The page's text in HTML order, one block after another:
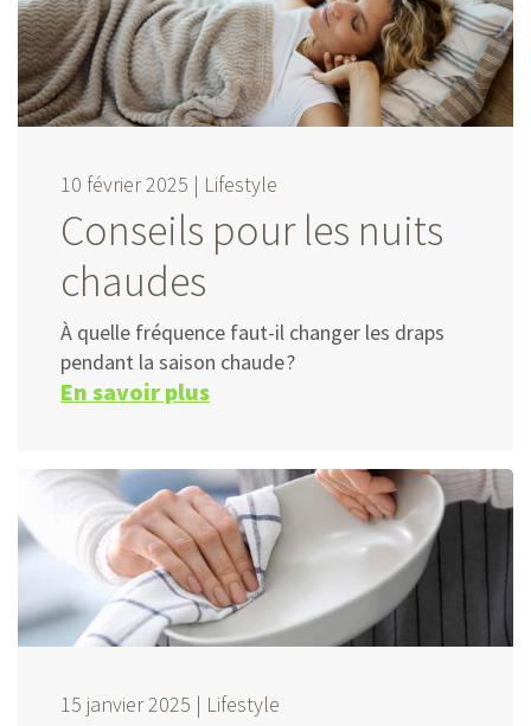
10 février 2025 | Lifestyle
Conseils pour les nuits
chaudes
À quelle fréquence faut-il changer les draps
pendant la saison chaude ?
En savoir plus
15 janvier 2025 | Lifestyle